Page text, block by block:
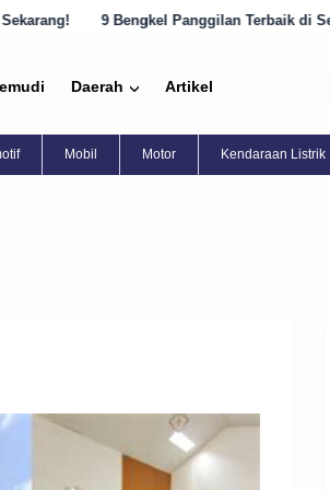
Panggilan Terbaik di Semarang yang Harus
Daerah Artikel
Mobil Motor Kendaraan Listrik